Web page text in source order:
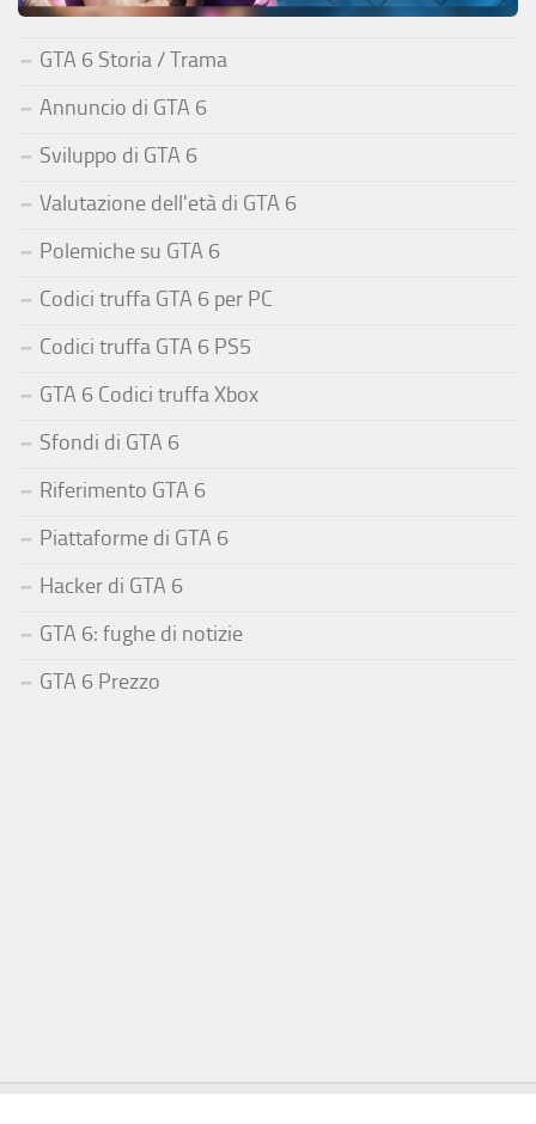
GTA 6 Storia / Trama
Annuncio di GTA 6
Sviluppo di GTA 6
Valutazione dell'età di GTA 6
Polemiche su GTA 6
Codici truffa GTA 6 per PC
Codici truffa GTA 6 PS5
GTA 6 Codici truffa Xbox
Sfondi di GTA 6
Riferimento GTA 6
Piattaforme di GTA 6
Hacker di GTA 6
GTA 6: fughe di notizie
GTA 6 Prezzo